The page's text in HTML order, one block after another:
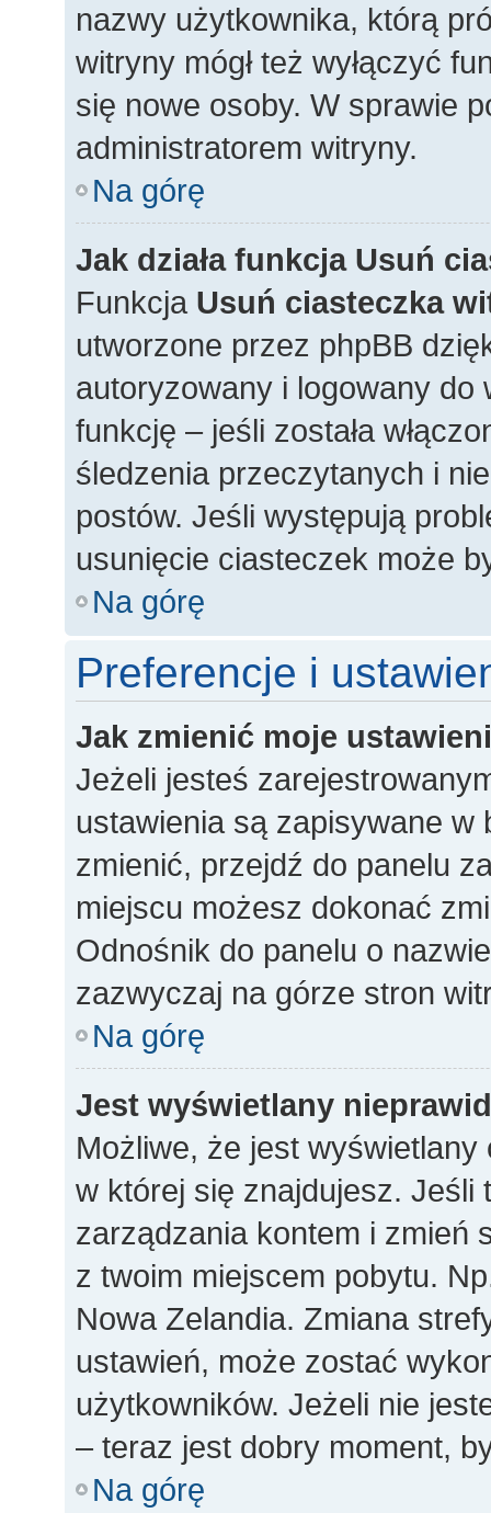
nazwy użytkownika, którą
witryny mógł też wyłączyć
się nowe osoby. W sprawie
administratorem witryny.
Na górę
Jak działa funkcja Usuń
Funkcja Usuń ciasteczka
utworzone przez phpBB
autoryzowany i logowany do
funkcję – jeśli została
śledzenia przeczytanych i
postów. Jeśli występują
usunięcie ciasteczek może
Na górę
Preferencje i
Jak zmienić moje
Jeżeli jesteś
ustawienia są zapisywane w
zmienić, przejdź do panelu
miejscu możesz dokonać
Odnośnik do panelu o
zazwyczaj na górze stron
Na górę
Jest wyświetlany
Możliwe, że jest
w której się znajdujesz. Jeśli
zarządzania kontem i zmień
z twoim miejscem pobytu.
Nowa Zelandia. Zmiana
ustawień, może zostać
użytkowników. Jeżeli nie
– teraz jest dobry moment,
Na górę